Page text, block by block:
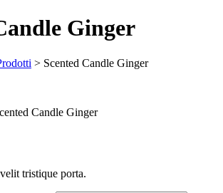
Ginger
> Scented Candle Ginger
Candle Ginger
tristique porta.